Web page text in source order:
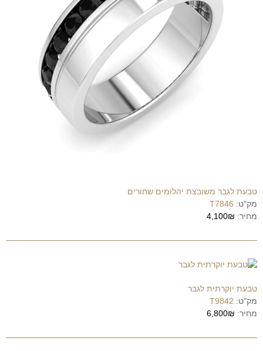
טבעת לגבר משובצת יהלומים שחורים
מק"ט: T7846
מחיר: 4,100₪
טבעת יוקרתית לגבר
מק"ט: T9842
מחיר: 6,800₪